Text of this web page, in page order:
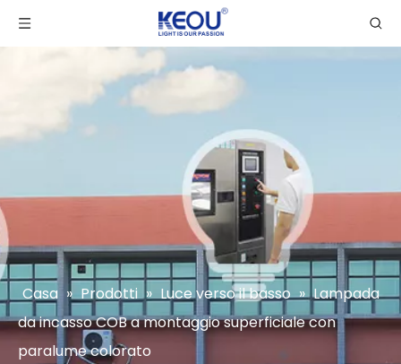
Casa » Prodotti » Luce verso il basso » Lampada
da incasso COB a montaggio superficiale con
paralume colorato